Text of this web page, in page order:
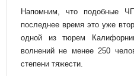
Напомним, что подобные
последнее время это уже
одной из тюрем
волнений не менее 250
степени тяжести.